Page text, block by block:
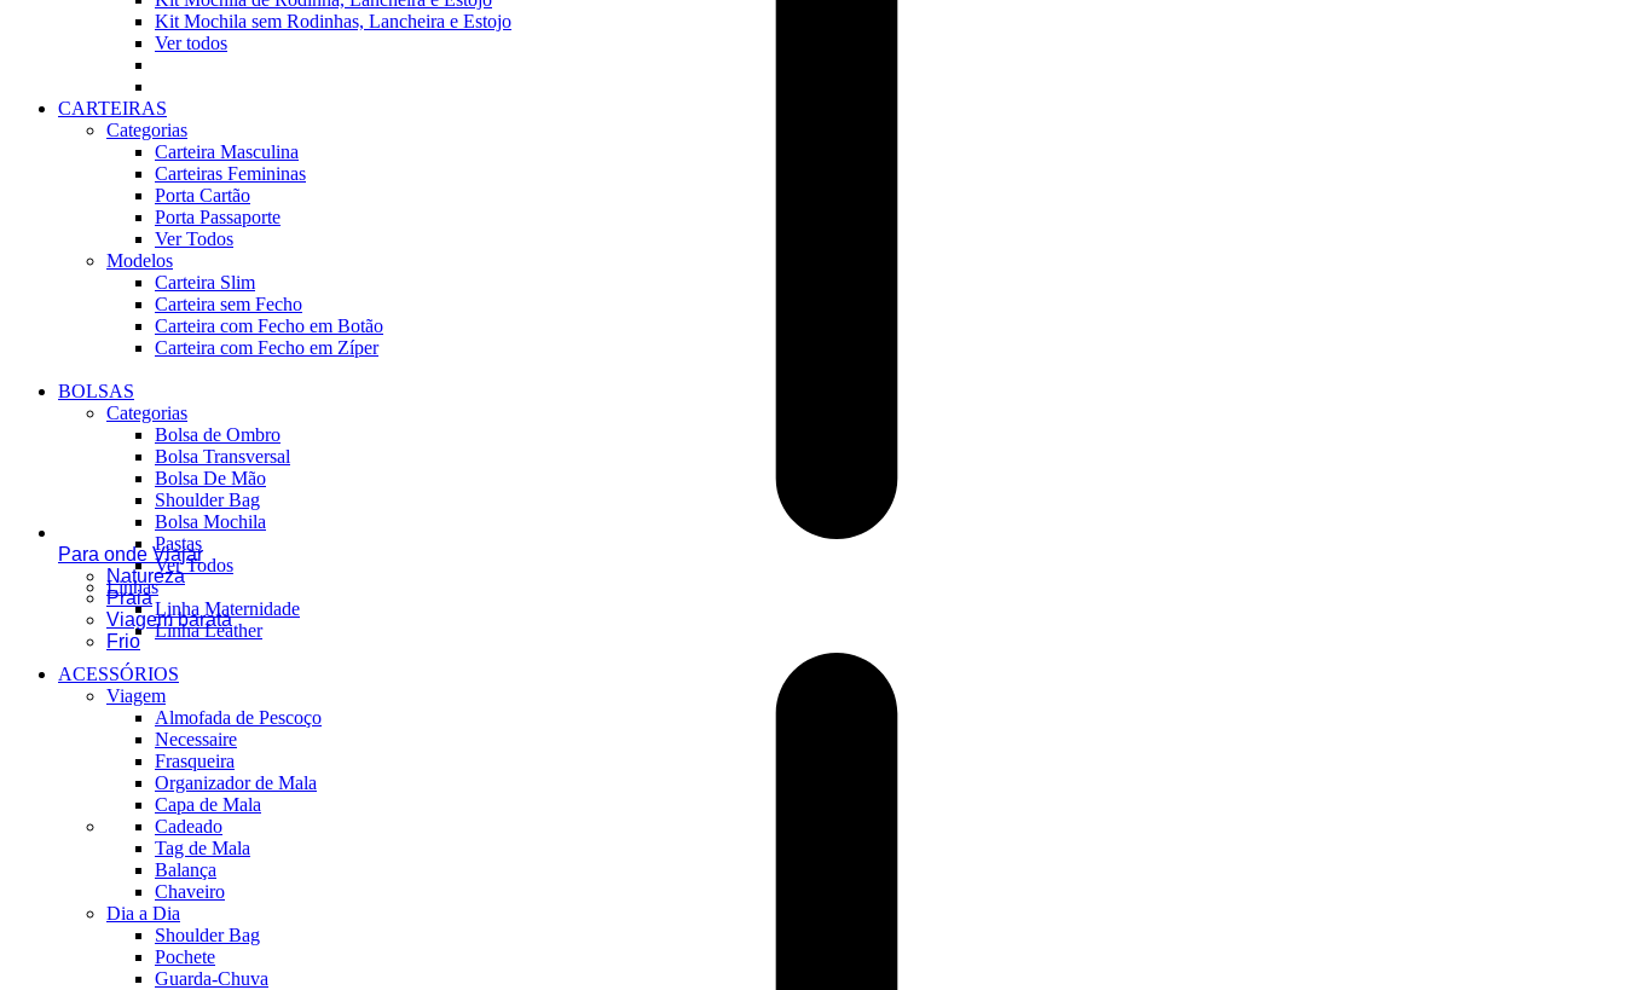
Kit Mochila sem Rodinhas, Lancheira e Estojo
Ver todos
CARTEIRAS
Categorias
Carteira Masculina
Carteiras Femininas
Porta Cartão
Porta Passaporte
Ver Todos
Modelos
Carteira Slim
Carteira sem Fecho
Carteira com Fecho em Botão
Carteira com Fecho em Zíper
BOLSAS
Categorias
Bolsa de Ombro
Bolsa Transversal
Bolsa De Mão
Shoulder Bag
Bolsa Mochila
Pastas
Ver Todos
Linhas
Linha Maternidade
Linha Leather
ACESSÓRIOS
Viagem
Almofada de Pescoço
Necessaire
Frasqueira
Organizador de Mala
Capa de Mala
Cadeado
Tag de Mala
Balança
Chaveiro
Dia a Dia
Shoulder Bag
Pochete
Guarda-Chuva
Para onde Viajar
Natureza
Praia
Viagem barata
Frio